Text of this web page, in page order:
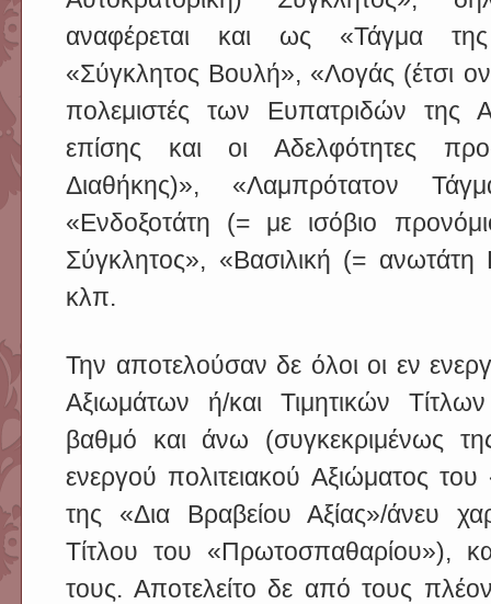
αναφέρεται και ως «Τάγμα
«Σύγκλητος Βουλή», «Λογάς (έτσι
πολεμιστές των Ευπατριδών της
επίσης και οι Αδελφότητες
Διαθήκης)», «Λαμπρότατον
«Ενδοξοτάτη (= με ισόβιο
Σύγκλητος», «Βασιλική (= ανωτάτη
κλπ.
Την αποτελούσαν δε όλοι οι εν
Αξιωμάτων ή/και Τιμητικών
βαθμό και άνω (συγκεκριμένως
ενεργού πολιτειακού Αξιώματος
της «Δια Βραβείου Αξίας»/άνευ
Τίτλου του «Πρωτοσπαθαρίου»),
τους. Αποτελείτο δε από τους